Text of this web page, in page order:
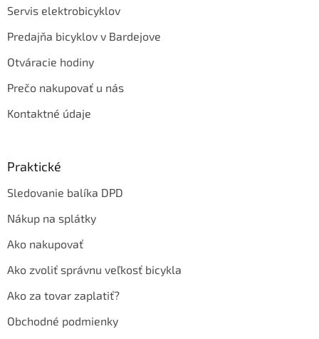
Servis elektrobicyklov
Predajňa bicyklov v Bardejove
Otváracie hodiny
Prečo nakupovať u nás
Kontaktné údaje
Praktické
Sledovanie balíka DPD
Nákup na splátky
Ako nakupovať
Ako zvoliť správnu veľkosť bicykla
Ako za tovar zaplatiť?
Obchodné podmienky